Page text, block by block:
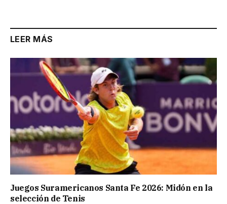
LEER MÁS
Juegos Suramericanos Santa Fe 2026: Midón en la
selección de Tenis